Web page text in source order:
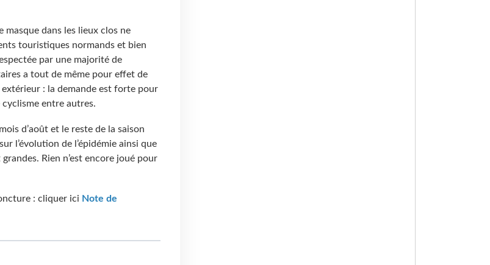
dans les lieux clos ne
touristiques normands et bien
par une majorité de
a tout de même pour effet de
: la demande est forte pour
entre autres.
d’août et le reste de la saison
l’évolution de l’épidémie ainsi que
Rien n’est encore joué pour
: cliquer ici Note de